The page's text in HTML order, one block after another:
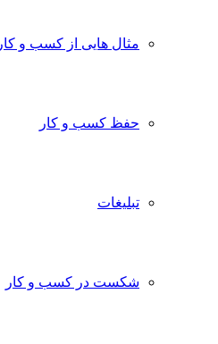
مثال هایی از کسب و کار
حفظ کسب و کار
تبلیغات
شکست در کسب و کار